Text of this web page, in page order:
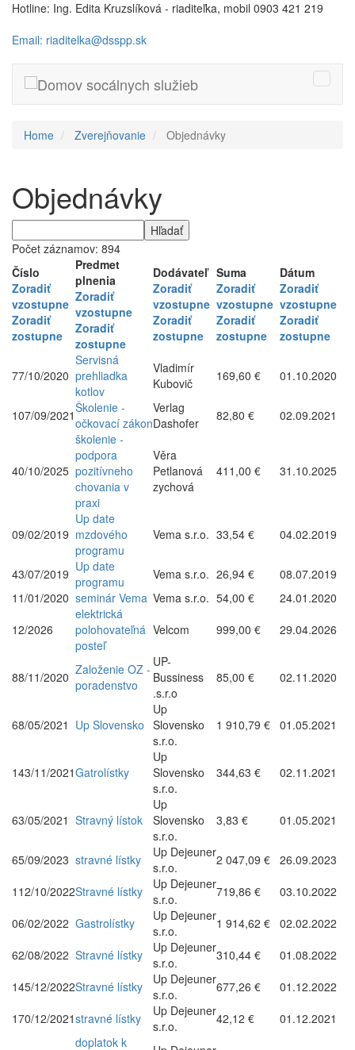
Hotline: Ing. Edita Kruzslíková - riaditeľka, mobil 0903 421 219
Email: riaditelka@dsspp.sk
Toggle
Home Zverejňovanie Objednávky
Objednávky
Počet záznamov: 894
Číslo
Zoradiť
vzostupne
Zoradiť
zostupne
Predmet
plnenia
Zoradiť
vzostupne
Zoradiť
zostupne
Dodávateľ
Zoradiť
vzostupne
Zoradiť
zostupne
Suma
Zoradiť
vzostupne
Zoradiť
zostupne
Dátum
Zoradiť
vzostupne
Zoradiť
zostupne
77/10/2020
Servisná
prehliadka
kotlov
Vladimír
Kubovič
169,60 € 01.10.2020
107/09/2021Školenie -
očkovací zákon
Verlag
Dashofer
82,80 € 02.09.2021
40/10/2025
školenie -
podpora
pozitívneho
chovania v
praxi
Věra
Petlanová
zychová
411,00 € 31.10.2025
09/02/2019
Up date
mzdového
programu
Vema s.r.o. 33,54 € 04.02.2019
43/07/2019 Up date
programu
Vema s.r.o. 26,94 €
08.07.2019
11/01/2020 seminár Vema Vema s.r.o. 54,00 €
24.01.2020
12/2026
elektrická
polohovateľná
posteľ
Velcom 999,00 € 29.04.2026
88/11/2020 Založenie OZ -
poradenstvo
UP-
Bussiness
.s.r.o
85,00 € 02.11.2020
68/05/2021 Up Slovensko
Up
Slovensko
s.r.o.
1 910,79 € 01.05.2021
143/11/2021Gatrolístky
Up
Slovensko
s.r.o.
344,63 € 02.11.2021
63/05/2021 Stravný lístok
Up
Slovensko
s.r.o.
3,83 € 01.05.2021
65/09/2023 stravné lístky
Up Dejeuner
s.r.o.
2 047,09 € 26.09.2023
112/10/2022Stravné lístky
Up Dejeuner
s.r.o.
719,86 €
03.10.2022
06/02/2022 Gastrolístky
Up Dejeuner
s.r.o.
1 914,62 € 02.02.2022
62/08/2022 Stravné lístky
Up Dejeuner
s.r.o.
310,44 €
01.08.2022
145/12/2022Stravné lístky
Up Dejeuner
s.r.o.
677,26 €
01.12.2022
170/12/2021stravné lístky
Up Dejeuner
s.r.o.
42,12 € 01.12.2021
doplatok k